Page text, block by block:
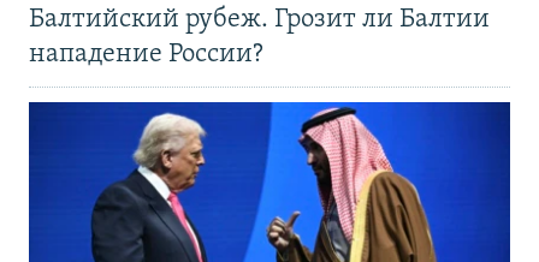
Балтийский рубеж. Грозит ли Балтии
нападение России?